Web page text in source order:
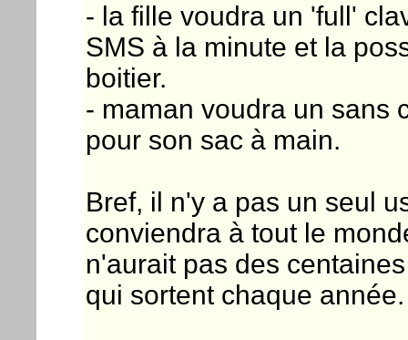
- la fille voudra un 'full'
SMS à la minute et la
boitier.
- maman voudra un sans
pour son sac à main.
Bref, il n'y a pas un seul
conviendra à tout le
n'aurait pas des
qui sortent chaque année.